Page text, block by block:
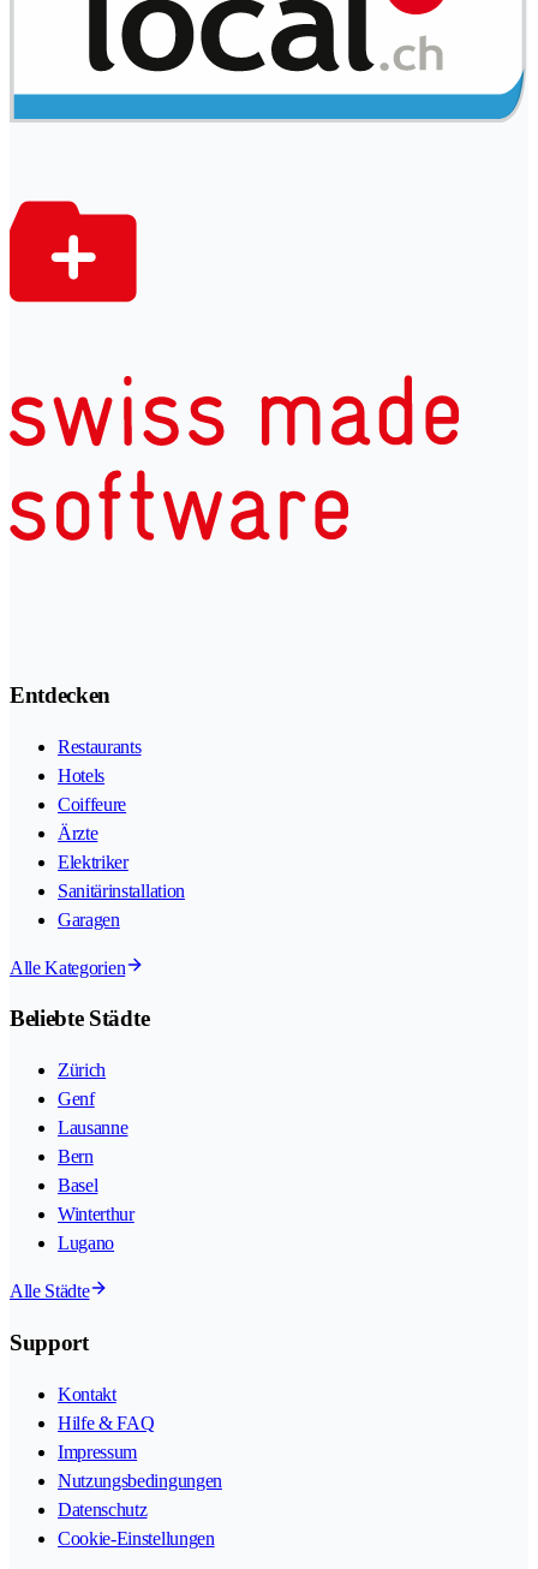
Entdecken
Restaurants
Hotels
Coiffeure
Ärzte
Elektriker
Sanitärinstallation
Garagen
Alle Kategorien
Beliebte Städte
Zürich
Genf
Lausanne
Bern
Basel
Winterthur
Lugano
Alle Städte
Support
Kontakt
Hilfe & FAQ
Impressum
Nutzungsbedingungen
Datenschutz
Cookie-Einstellungen